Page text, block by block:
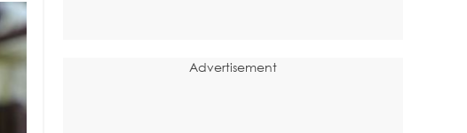
Advertisement